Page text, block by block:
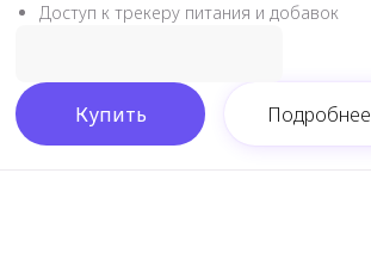
Доступ к трекеру питания и добавок
Купить Подробнее